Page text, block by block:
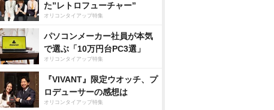
た”レトロフューチャー”
オリコンタイアップ特集
パソコンメーカー社員が本気
で選ぶ「10万円台PC3選」
オリコンタイアップ特集
『VIVANT』限定ウオッチ、プ
ロデューサーの感想は
オリコンタイアップ特集